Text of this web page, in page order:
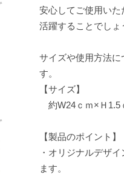
安心してご使用い
活躍することでしょ
サイズや使用方法
す。
【サイズ】
約W24ｃｍ×Ｈ1.5
【製品のポイント】
・オリジナルデザ
ます。